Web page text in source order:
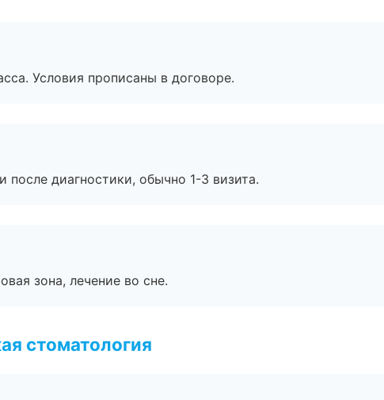
Условия прописаны в договоре.
после диагностики, обычно 1-3 визита.
зона, лечение во сне.
стоматология